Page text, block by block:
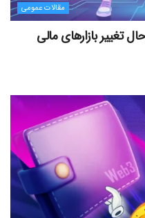
مقالات عمومی
تغییر بازارهای مالی